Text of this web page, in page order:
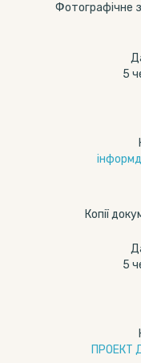
Фотографічне
5
Копії
5
ПРОЕКТ